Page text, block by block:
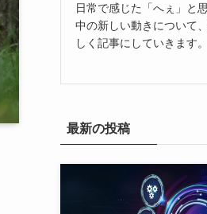
日常で感じた「へぇ」と
中の新しい動きについて
しく記事にしていきます。
最新の投稿